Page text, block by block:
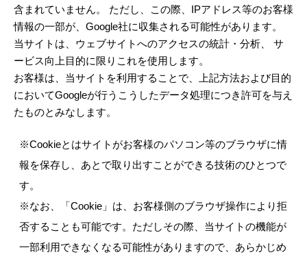
含まれていません。 ただし、この際、IPアドレス等のお客様
情報の一部が、Google社に収集される可能性があります。
当サイトは、ウェブサイトへのアクセスの統計・分析、 サ
ービス向上目的に限りこれを使用します。
お客様は、当サイトを利用することで、上記方法および目的
においてGoogleが行うこうしたデータ処理につき許可を与え
たものとみなします。
※Cookieとはサイトがお客様のパソコン等のブラウザに情
報を保存し、あとで取り出すことができる技術のひとつで
す。
※なお、「Cookie」は、お客様側のブラウザ操作により拒
否することも可能です。ただしその際、当サイトの機能が
一部利用できなくなる可能性がありますので、あらかじめ